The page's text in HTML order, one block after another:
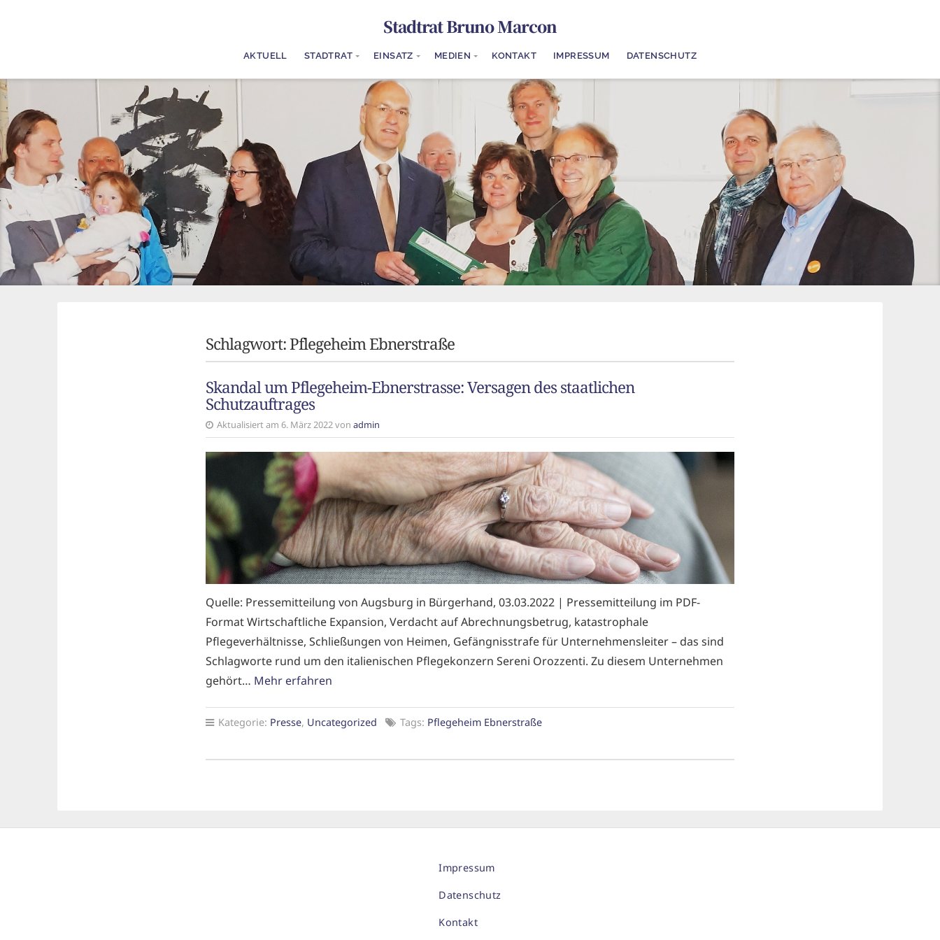
Stadtrat Bruno Marcon
AKTUELL STADTRAT EINSATZ MEDIEN KONTAKT IMPRESSUM DATENSCHUTZ
Schlagwort:Pflegeheim Ebnerstraße
Skandal um Pflegeheim-Ebnerstrasse: Versagen des staatlichen
Schutzauftrages
Aktualisiert am 6. März 2022 vonadmin
Quelle: Pressemitteilung von Augsburg in Bürgerhand, 03.03.2022 | Pressemitteilung im PDF-
Format Wirtschaftliche Expansion, Verdacht auf Abrechnungsbetrug, katastrophale
Pflegeverhältnisse, Schließungen von Heimen, Gefängnisstrafe für Unternehmensleiter – das sind
Schlagworte rund um den italienischen Pflegekonzern Sereni Orozzenti. Zu diesem Unternehmen
gehört… Mehr erfahren
Kategorie: Presse, Uncategorized Tags: Pflegeheim Ebnerstraße
Impressum
Datenschutz
Kontakt